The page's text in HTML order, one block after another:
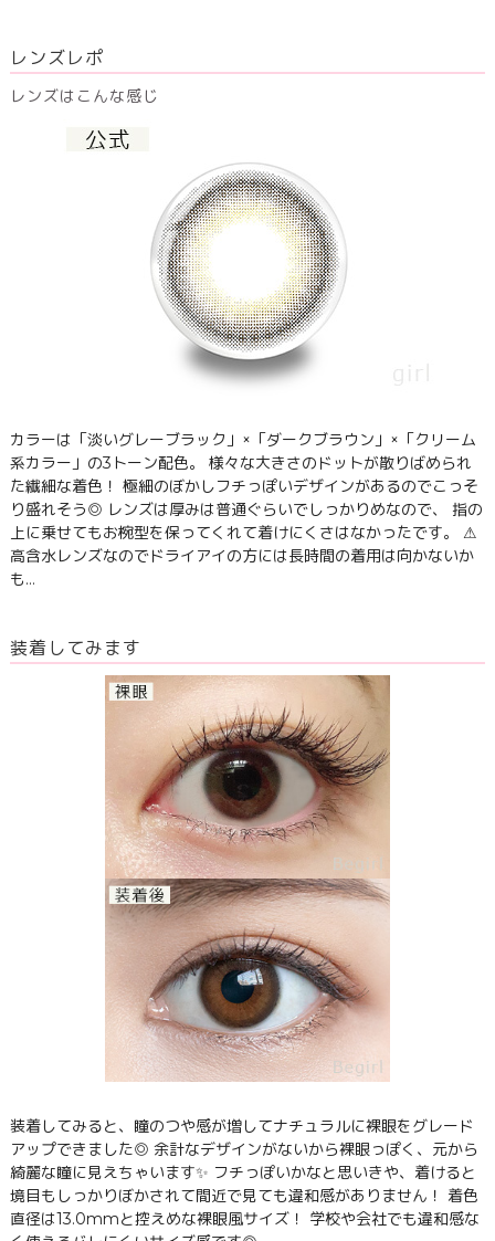
レンズレポ
レンズはこんな感じ
カラーは「淡いグレーブラック」×「ダークブラウン」×「クリーム
系カラー」の3トーン配色。 様々な大きさのドットが散りばめられ
た繊細な着色！ 極細のぼかしフチっぽいデザインがあるのでこっそ
り盛れそう◎ レンズは厚みは普通ぐらいでしっかりめなので、 指の
上に乗せてもお椀型を保ってくれて着けにくさはなかったです。 ⚠
高含水レンズなのでドライアイの方には長時間の着用は向かないか
も…
装着してみます
装着してみると、瞳のつや感が増してナチュラルに裸眼をグレード
アップできました◎ 余計なデザインがないから裸眼っぽく、元から
綺麗な瞳に見えちゃいます✨ フチっぽいかなと思いきや、着けると
境目もしっかりぼかされて間近で見ても違和感がありません！ 着色
直径は13.0mmと控えめな裸眼風サイズ！ 学校や会社でも違和感な